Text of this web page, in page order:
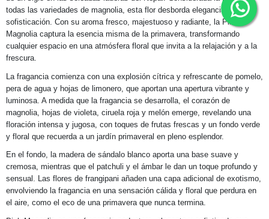
todas las variedades de magnolia, esta flor desborda elegancia y
sofisticación. Con su aroma fresco, majestuoso y radiante, la Pink
Magnolia captura la esencia misma de la primavera, transformando
cualquier espacio en una atmósfera floral que invita a la relajación y a la
frescura.
La fragancia comienza con una explosión cítrica y refrescante de pomelo,
pera de agua y hojas de limonero, que aportan una apertura vibrante y
luminosa. A medida que la fragancia se desarrolla, el corazón de
magnolia, hojas de violeta, ciruela roja y melón emerge, revelando una
floración intensa y jugosa, con toques de frutas frescas y un fondo verde
y floral que recuerda a un jardín primaveral en pleno esplendor.
En el fondo, la madera de sándalo blanco aporta una base suave y
cremosa, mientras que el patchuli y el ámbar le dan un toque profundo y
sensual. Las flores de frangipani añaden una capa adicional de exotismo,
envolviendo la fragancia en una sensación cálida y floral que perdura en
el aire, como el eco de una primavera que nunca termina.